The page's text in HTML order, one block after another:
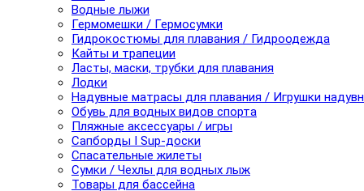
Водные лыжи
Гермомешки / Гермосумки
Гидрокостюмы для плавания / Гидроодежда
Кайты и трапеции
Ласты, маски, трубки для плавания
Лодки
Надувные матрасы для плавания / Игрушки
Обувь для водных видов спорта
Пляжные аксессуары / игры
Сапборды I Sup-доски
Спасательные жилеты
Сумки / Чехлы для водных лыж
Товары для бассейна